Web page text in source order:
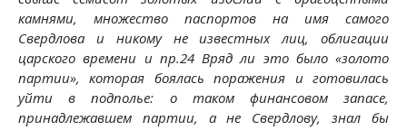
камнями, множество паспортов на имя самого
Свердлова и никому не известных лиц, облигации
царского времени и пр.24 Вряд ли это было «золото
партии», которая боялась поражения и готовилась
уйти в подполье: о таком финансовом запасе,
принадлежавшем партии, а не Свердлову, знал бы